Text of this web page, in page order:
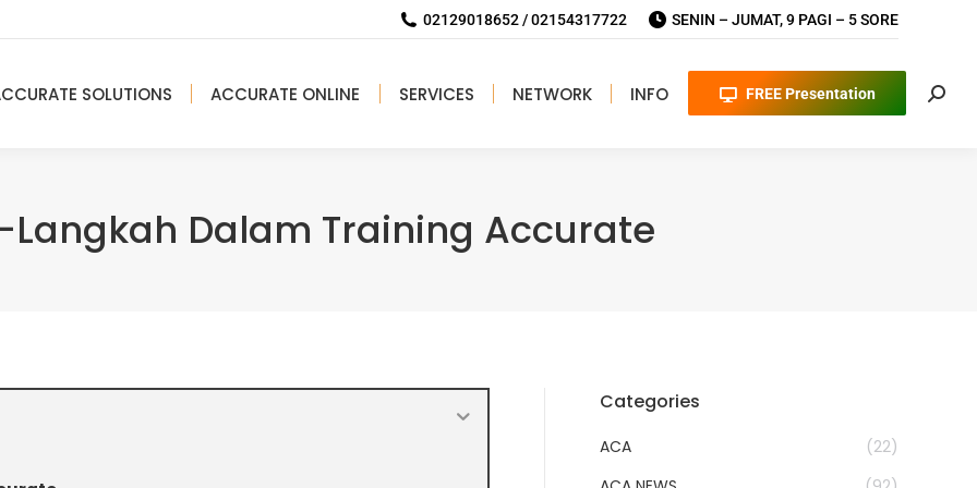
02129018652 / 02154317722 SENIN – JUMAT, 9 PAGI – 5 SORE
SOLUTIONS ACCURATE ONLINE SERVICES NETWORK INFO FREE Presentation
Dalam Training Accurate
Categories
ACA
(22)